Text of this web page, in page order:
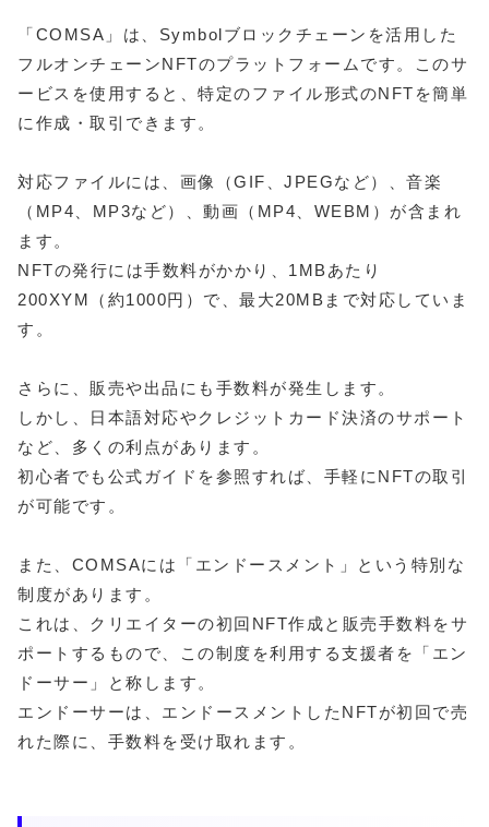
「COMSA」は、Symbolブロックチェーンを活用した
フルオンチェーンNFTのプラットフォームです。このサ
ービスを使用すると、特定のファイル形式のNFTを簡単
に作成・取引できます。
対応ファイルには、画像（GIF、JPEGなど）、音楽
（MP4、MP3など）、動画（MP4、WEBM）が含まれ
ます。
NFTの発行には手数料がかかり、1MBあたり
200XYM（約1000円）で、最大20MBまで対応していま
す。
さらに、販売や出品にも手数料が発生します。
しかし、日本語対応やクレジットカード決済のサポート
など、多くの利点があります。
初心者でも公式ガイドを参照すれば、手軽にNFTの取引
が可能です。
また、COMSAには「エンドースメント」という特別な
制度があります。
これは、クリエイターの初回NFT作成と販売手数料をサ
ポートするもので、この制度を利用する支援者を「エン
ドーサー」と称します。
エンドーサーは、エンドースメントしたNFTが初回で売
れた際に、手数料を受け取れます。